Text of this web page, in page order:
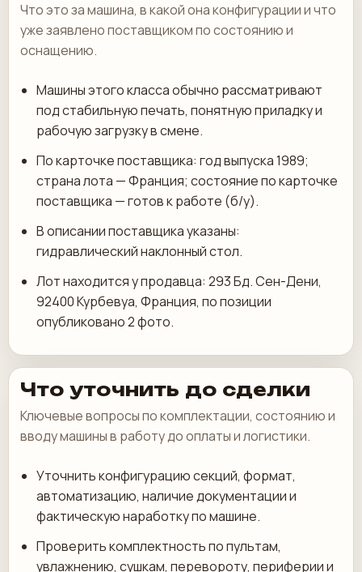
Что это за машина, в какой она конфигурации и что
уже заявлено поставщиком по состоянию и
оснащению.
Машины этого класса обычно рассматривают
под стабильную печать, понятную приладку и
рабочую загрузку в смене.
По карточке поставщика: год выпуска 1989;
страна лота — Франция; состояние по карточке
поставщика — готов к работе (б/у).
В описании поставщика указаны:
гидравлический наклонный стол.
Лот находится у продавца: 293 Бд. Сен-Дени,
92400 Курбевуа, Франция, по позиции
опубликовано 2 фото.
Что уточнить до сделки
Ключевые вопросы по комплектации, состоянию и
вводу машины в работу до оплаты и логистики.
Уточнить конфигурацию секций, формат,
автоматизацию, наличие документации и
фактическую наработку по машине.
Проверить комплектность по пультам,
увлажнению, сушкам, перевороту, периферии и